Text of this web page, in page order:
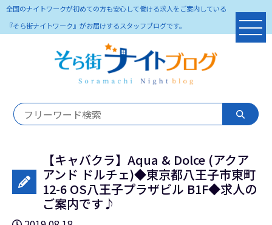
全国のナイトワークが初めての方も安心して働ける求人をご案内している
『そら街ナイトワーク』がお届けするスタッフブログです。
【キャバクラ】Aqua & Dolce (アクア
アンド ドルチェ)◆東京都八王子市東町
12-6 OS八王子プラザビル B1F◆求人の
ご案内です♪